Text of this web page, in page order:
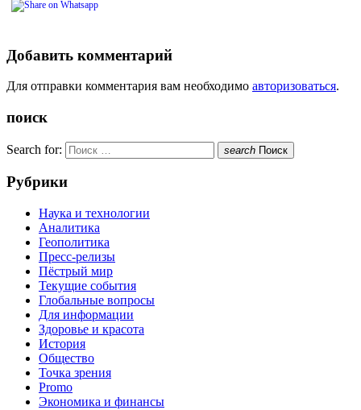
Добавить комментарий
Для отправки комментария вам необходимо авторизоваться.
поиск
Search for: search Поиск
Рубрики
Наука и технологии
Аналитика
Геополитика
Пресс-релизы
Пёстрый мир
Текущие события
Глобальные вопросы
Для информации
Здоровье и красота
История
Общество
Точка зрения
Promo
Экономика и финансы